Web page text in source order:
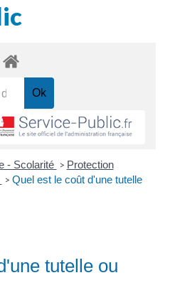
- Scolarité > Protection
> Quel est le coût d'une tutelle
tutelle ou